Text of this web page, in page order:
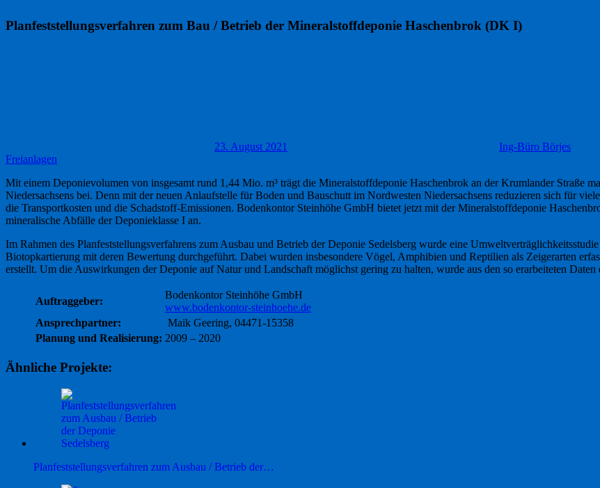
Planfeststellungsverfahren zum Bau / Betrieb der Mineralstoffdeponie Haschenbrok (DK I)
23. August 2021 Ing-Büro Börjes
Freianlagen
Mit einem Deponievolumen von insgesamt rund 1,44 Mio. m³ trägt die Mineralstoffdeponie Haschenbrok an der Krumlander Straße
Niedersachsens bei. Denn mit der neuen Anlaufstelle für Boden und Bauschutt im Nordwesten Niedersachsens reduzieren sich für
die Transportkosten und die Schadstoff-Emissionen. Bodenkontor Steinhöhe GmbH bietet jetzt mit der Mineralstoffdeponie
mineralische Abfälle der Deponieklasse I an.
Im Rahmen des Planfeststellungsverfahrens zum Ausbau und Betrieb der Deponie Sedelsberg wurde eine
Biotopkartierung mit deren Bewertung durchgeführt. Dabei wurden insbesondere Vögel, Amphibien und Reptilien als Zeigerarten
erstellt. Um die Auswirkungen der Deponie auf Natur und Landschaft möglichst gering zu halten, wurde aus den so erarbeiteten
Auftraggeber:
Bodenkontor Steinhöhe GmbH
www.bodenkontor-steinhoehe.de
Ansprechpartner:
Maik Geering, 04471-15358
Planung und Realisierung: 2009 – 2020
Ähnliche Projekte:
Planfeststellungsverfahren zum Ausbau / Betrieb der…